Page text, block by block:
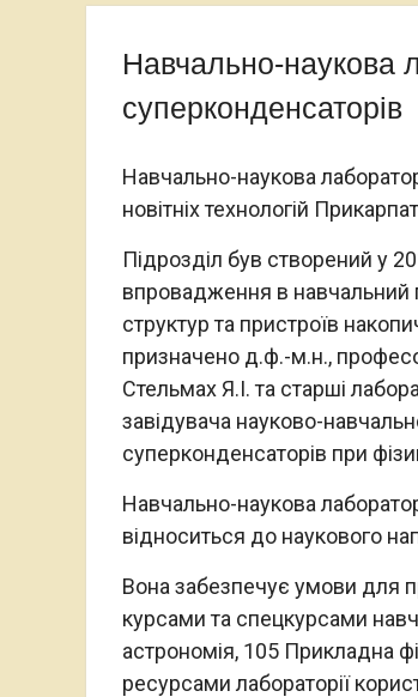
Навчально-наукова
суперконденсаторів
Навчально-наукова
новітніх технологій
Підрозділ був створений у
впровадження в навчальний
структур та пристроїв
призначено д.ф.-м.н.,
Стельмах Я.І. та старші
завідувача науково-
суперконденсаторів при
Навчально-наукова
відноситься до наукового
Вона забезпечує умови для
курсами та спецкурсами
астрономія, 105 Прикладна
ресурсами лабораторії